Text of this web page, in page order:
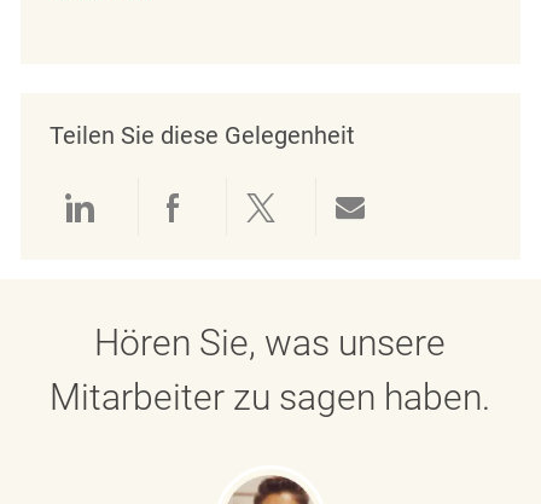
Teilen Sie diese Gelegenheit
Über LinkedIn teilen
Über Facebook teilen
Über Twitter teilen
Hören Sie, was unsere
Mitarbeiter zu sagen haben.